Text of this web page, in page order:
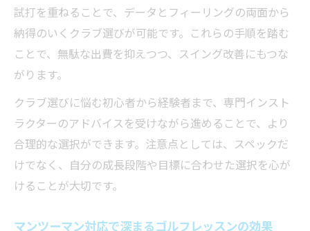
初心者に優しいゴルフレッスンとフィッテ
ィング
ゴルフレッスンで始める失敗しないフィッ
安心できるフィッティングの流れとゴルフ
レッスン
マンツーマン対応で初心者も納得のクラブ
選び
ゴルフレッスンを活かした簡単フィッティ
試打を重ねることで、データとフィーリングの両面から
納得のいくクラブ選びが可能です。これらの手順を踏む
ことで、無駄な出費を抑えつつ、スイング改善にもつな
がります。
クラブ選びに悩む初心者から経験者まで、専門インスト
ラクターのアドバイスを受けながら進めることで、より
合理的な選択ができます。注意点としては、スペックだ
けでなく、自分の成長段階や目標に合わせた選択を心が
けることが大切です。
マンツーマン対応で深まるゴルフレッスンの効果